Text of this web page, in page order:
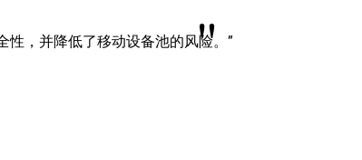
"
性，并降低了移动设备池的风险。”